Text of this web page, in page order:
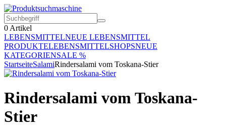
0 Artikel
LEBENSMITTELNEUE LEBENSMITTEL
PRODUKTELEBENSMITTELSHOPSNEUE
KATEGORIENSALE %
StartseiteSalamiRindersalami vom Toskana-Stier
Rindersalami vom Toskana-
Stier